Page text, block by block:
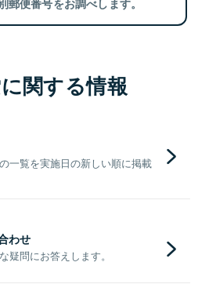
関する情報
一覧を実施日の新しい順に掲載
わせ
疑問にお答えします。